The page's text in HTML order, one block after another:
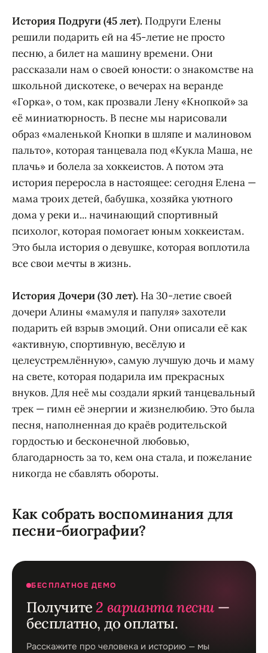
История Подруги (45 лет). Подруги Елены
решили подарить ей на 45-летие не просто
песню, а билет на машину времени. Они
рассказали нам о своей юности: о знакомстве на
школьной дискотеке, о вечерах на веранде
«Горка», о том, как прозвали Лену «Кнопкой» за
её миниатюрность. В песне мы нарисовали
образ «маленькой Кнопки в шляпе и малиновом
пальто», которая танцевала под «Кукла Маша, не
плачь» и болела за хоккеистов. А потом эта
история переросла в настоящее: сегодня Елена —
мама троих детей, бабушка, хозяйка уютного
дома у реки и... начинающий спортивный
психолог, которая помогает юным хоккеистам.
Это была история о девушке, которая воплотила
все свои мечты в жизнь.
История Дочери (30 лет). На 30-летие своей
дочери Алины «мамуля и папуля» захотели
подарить ей взрыв эмоций. Они описали её как
«активную, спортивную, весёлую и
целеустремлённую», самую лучшую дочь и маму
на свете, которая подарила им прекрасных
внуков. Для неё мы создали яркий танцевальный
трек — гимн её энергии и жизнелюбию. Это была
песня, наполненная до краёв родительской
гордостью и бесконечной любовью,
благодарность за то, кем она стала, и пожелание
никогда не сбавлять обороты.
Как собрать воспоминания для
песни-биографии?
БЕСПЛАТНОЕ ДЕМО
Получите2 варианта песни —
бесплатно, до оплаты.
Расскажите про человека и историю — мы